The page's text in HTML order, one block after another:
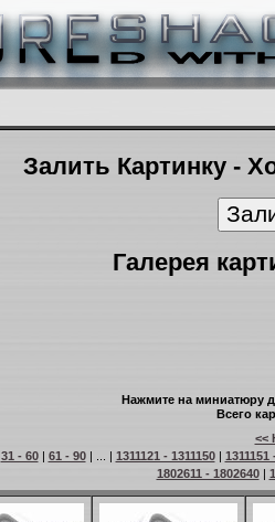
Залить Картинку -
Галерея
Нажмите на миниатюру
Всего
<<
31 - 60| 61 - 90| ... | 1311121 - 1311150| 1311151
1802611 - 1802640|